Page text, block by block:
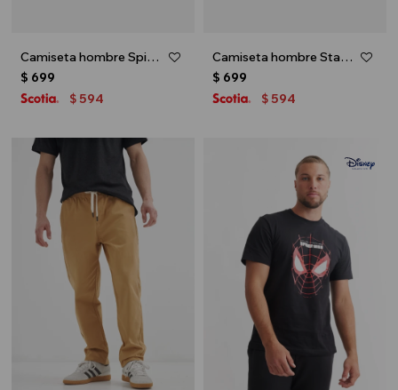
Camiseta hombre Spiderman - Negro
$ 699
$ 594
Camiseta hombre Star Wars - Negro
$ 699
$ 594